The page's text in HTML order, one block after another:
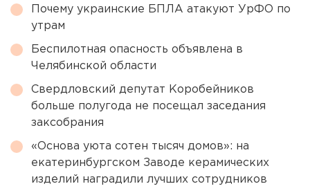
Почему украинские БПЛА атакуют УрФО по
утрам
Беспилотная опасность объявлена в
Челябинской области
Свердловский депутат Коробейников
больше полугода не посещал заседания
заксобрания
«Основа уюта сотен тысяч домов»: на
екатеринбургском Заводе керамических
изделий наградили лучших сотрудников